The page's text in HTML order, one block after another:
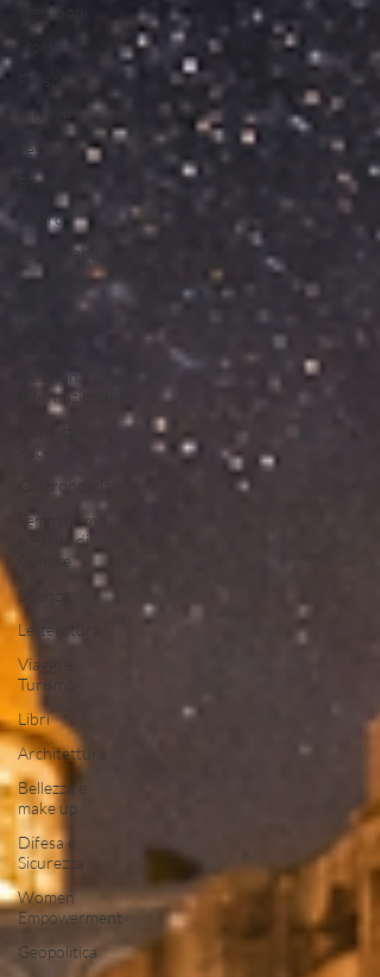
Tradizioni
Mostre
Festività
Eventi
Teatro
Lega Araba
Relazioni
Internazionali
Pace
Gastronomia
Femminismo
e Parità di
Genere
Scienza
Letteratura
Viaggi e
Turismo
Libri
Architettura
Bellezza e
make up
Difesa e
Sicurezza
Women
Empowerment
Geopolitica